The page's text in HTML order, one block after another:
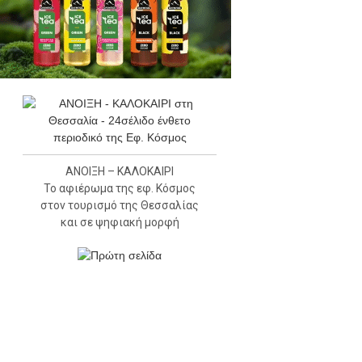
ΑΝΟΙΞΗ – ΚΑΛΟΚΑΙΡΙ
Το αφιέρωμα της εφ. Κόσμος
στον τουρισμό της Θεσσαλίας
και σε ψηφιακή μορφή